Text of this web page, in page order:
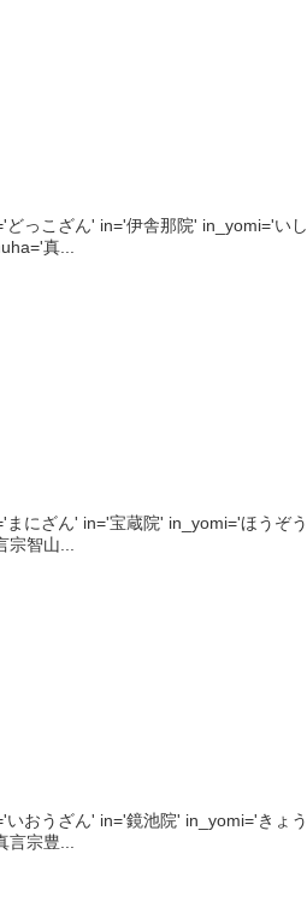
っこざん' in='伊舎那院' in_yomi='いし
真...
にざん' in='宝蔵院' in_yomi='ほうぞう
智山...
おうざん' in='鏡池院' in_yomi='きょう
宗豊...